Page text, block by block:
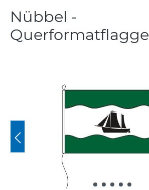
Nübbel -
Querformatflagge
Bildergalerie überspringen